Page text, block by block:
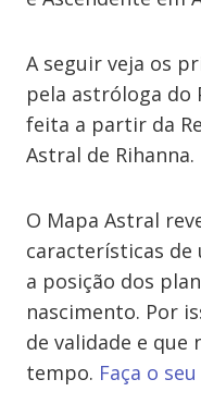
A seguir veja os
pela astróloga do
feita a partir da
Astral de Rihanna.
O Mapa Astral
características de
a posição dos
nascimento. Por
de validade e que
tempo. Faça o